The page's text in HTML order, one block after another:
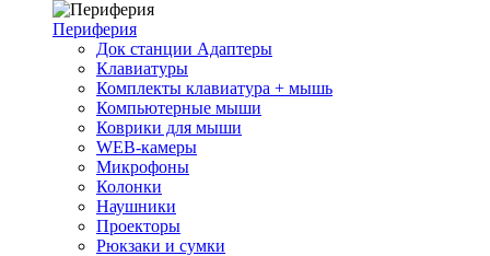
Периферия
Док станции Адаптеры
Клавиатуры
Комплекты клавиатура + мышь
Компьютерные мыши
Коврики для мыши
WEB-камеры
Микрофоны
Колонки
Наушники
Проекторы
Рюкзаки и сумки